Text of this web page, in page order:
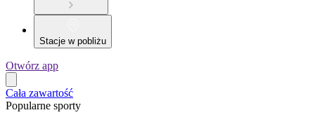
Stacje w pobliżu
Otwórz app
Cała zawartość
Popularne sporty